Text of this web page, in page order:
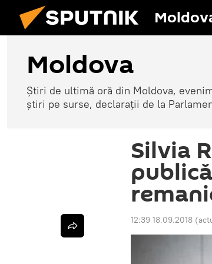
Moldova
Știri de ultimă oră din Moldova,
știri pe surse, declarații de la
Silvia
12:39 18.09.2018